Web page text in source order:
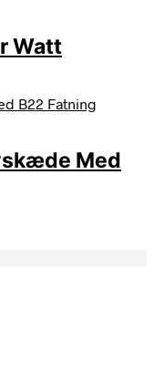
Watt
Med